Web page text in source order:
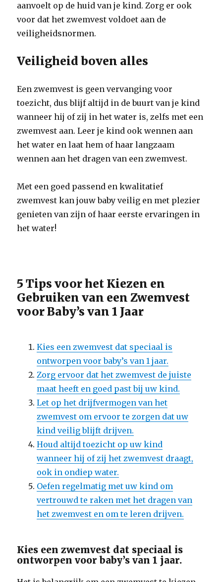
aanvoelt op de huid van je kind. Zorg er ook
voor dat het zwemvest voldoet aan de
veiligheidsnormen.
Veiligheid boven alles
Een zwemvest is geen vervanging voor
toezicht, dus blijf altijd in de buurt van je kind
wanneer hij of zij in het water is, zelfs met een
zwemvest aan. Leer je kind ook wennen aan
het water en laat hem of haar langzaam
wennen aan het dragen van een zwemvest.
Met een goed passend en kwalitatief
zwemvest kan jouw baby veilig en met plezier
genieten van zijn of haar eerste ervaringen in
het water!
5 Tips voor het Kiezen en
Gebruiken van een Zwemvest
voor Baby’s van 1 Jaar
Kies een zwemvest dat speciaal is
ontworpen voor baby’s van 1 jaar.
Zorg ervoor dat het zwemvest de juiste
maat heeft en goed past bij uw kind.
Let op het drijfvermogen van het
zwemvest om ervoor te zorgen dat uw
kind veilig blijft drijven.
Houd altijd toezicht op uw kind
wanneer hij of zij het zwemvest draagt,
ook in ondiep water.
Oefen regelmatig met uw kind om
vertrouwd te raken met het dragen van
het zwemvest en om te leren drijven.
Kies een zwemvest dat speciaal is
ontworpen voor baby’s van 1 jaar.